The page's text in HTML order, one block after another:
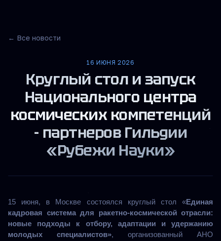
← Все новости
16 ИЮНЯ 2026
Круглый стол и запуск
Национального центра
космических компетенций
- партнеров Гильдии
«Рубежи Науки»
15 июня, в Москве состоялся круглый стол «Единая
кадровая система для ракетно-космической отрасли:
новые подходы к отбору, адаптации и удержанию
молодых специалистов», организованный АНО